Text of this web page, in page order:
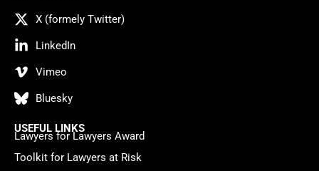
X (formely Twitter)
LinkedIn
Vimeo
Bluesky
USEFUL LINKS
Lawyers for Lawyers Award
Toolkit for Lawyers at Risk